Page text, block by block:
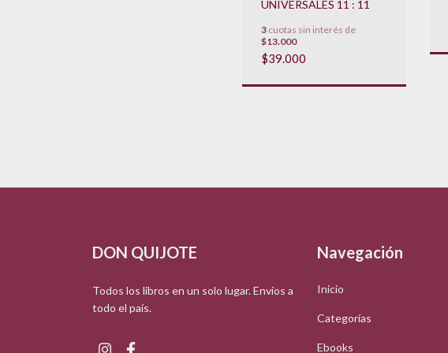
UNIVERSALES 11 : 11
3 cuotas sin interés de
$13.000
$39.000
DON QUIJOTE
Todos los libros en un solo lugar. Envíos a
todo el país.
Navegación
Inicio
Categorías
Ebooks